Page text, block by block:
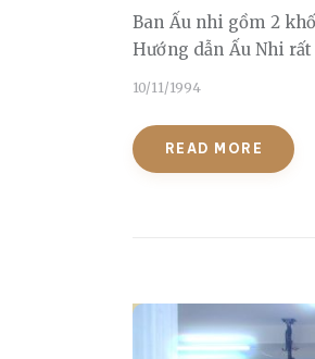
Ban Ấu nhi gồm 2
Hướng dẫn Ấu Nhi
10/11/1994
READ MORE